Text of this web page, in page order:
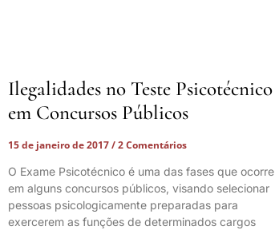
Ilegalidades no Teste Psicotécnico
em Concursos Públicos
15 de janeiro de 2017
2 Comentários
O Exame Psicotécnico é uma das fases que ocorre
em alguns concursos públicos, visando selecionar
pessoas psicologicamente preparadas para
exercerem as funções de determinados cargos